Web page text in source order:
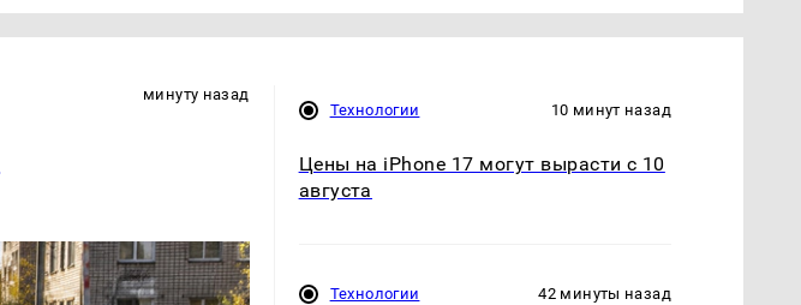
минуту назад
Технологии 10 минут назад
Цены на iPhone 17 могут вырасти с 10
августа
Технологии 42 минуты назад